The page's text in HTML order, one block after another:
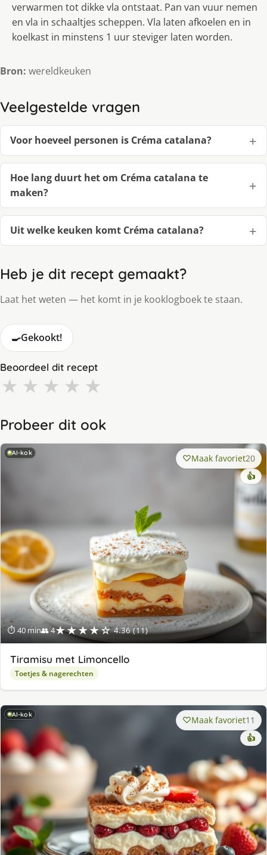
verwarmen tot dikke vla ontstaat. Pan van vuur nemen
en vla in schaaltjes scheppen. Vla laten afkoelen en in
koelkast in minstens 1 uur steviger laten worden.
Bron: wereldkeuken
Veelgestelde vragen
Voor hoeveel personen is Créma catalana?
Hoe lang duurt het om Créma catalana te
maken?
Uit welke keuken komt Créma catalana?
Heb je dit recept gemaakt?
Laat het weten — het komt in je kooklogboek te staan.
🍳Gekookt!
Beoordeel dit recept
★ ★ ★ ★ ★
Probeer dit ook
AI-kok
⏱ 40 min👥 4★★★★☆ 4.36 (11)
Maak favoriet20
👍
Tiramisu met Limoncello
Toetjes & nagerechten
AI-kok Maak favoriet11
👍